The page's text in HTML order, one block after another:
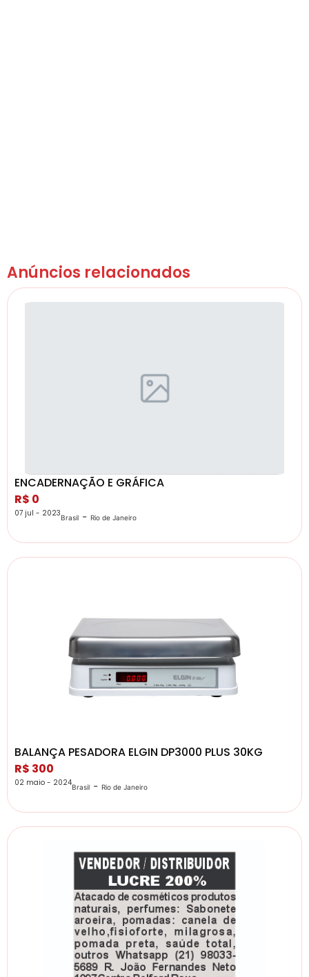
Anúncios relacionados
ENCADERNAÇÃO E GRÁFICA
R$ 0
07 jul - 2023Brasil - Rio de Janeiro
BALANÇA PESADORA ELGIN DP3000 PLUS 30KG
R$ 300
02 maio - 2024Brasil - Rio de Janeiro